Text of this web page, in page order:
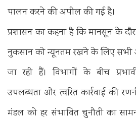
पालन करने की अपील की गई है।
प्रशासन का कहना है कि मानसून के
नुकसान को न्यूनतम रखने के लिए सभी
जा रही हैं। विभागों के बीच
उपलब्धता और त्वरित कार्रवाई की
मंडल को हर संभावित चुनौती का